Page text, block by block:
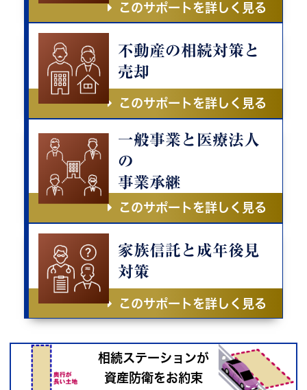
このサポートを詳しく見る
不動産の相続対策と
売却
このサポートを詳しく見る
一般事業と医療法人
の
事業承継
このサポートを詳しく見る
家族信託と成年後見
対策
このサポートを詳しく見る
相続ステーションが
資産防衛をお約束